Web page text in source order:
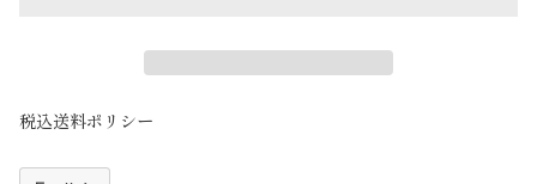
税込送料ポリシー